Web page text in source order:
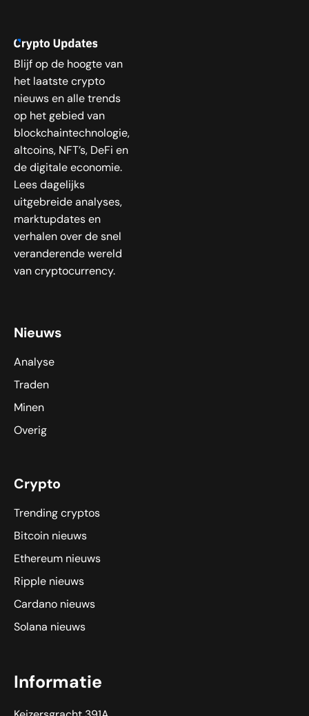
Blijf op de hoogte van
het laatste crypto
nieuws en alle trends
op het gebied van
blockchaintechnologie,
altcoins, NFT’s, DeFi en
de digitale economie.
Lees dagelijks
uitgebreide analyses,
marktupdates en
verhalen over de snel
veranderende wereld
van cryptocurrency.
Nieuws
Analyse
Traden
Minen
Overig
Crypto
Trending cryptos
Bitcoin nieuws
Ethereum nieuws
Ripple nieuws
Cardano nieuws
Solana nieuws
Informatie